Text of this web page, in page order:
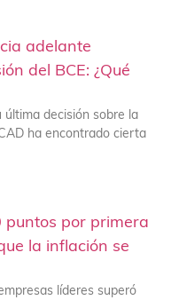
adelante
del BCE: ¿Qué
última decisión sobre la
ha encontrado cierta
puntos por primera
la inflación se
líderes superó